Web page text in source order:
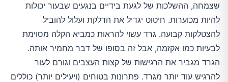
שצמחה, ההשלכות של לגעת בידיים בנגעים שבעור יכולות
להיות מכוערות. חיטוט יגדיל את הדלקת ועלול להוביל
להצטלקות קבועה. גרד עשוי להראות כמביא הקלה מסוימת
לבעיות כמו אקזמה, אבל זה בסופו של דבר מחמיר אותה.
הגרד מגביר את הרגישות של קצות העצבים וגורם לעור
להרגיש עוד יותר מגרד. פתרונות בטוחים (ויעילים יותר) כוללים